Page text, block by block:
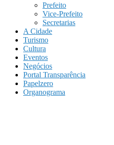
Prefeito
Vice-Prefeito
Secretarias
A Cidade
Turismo
Cultura
Eventos
Negócios
Portal Transparência
Papelzero
Organograma